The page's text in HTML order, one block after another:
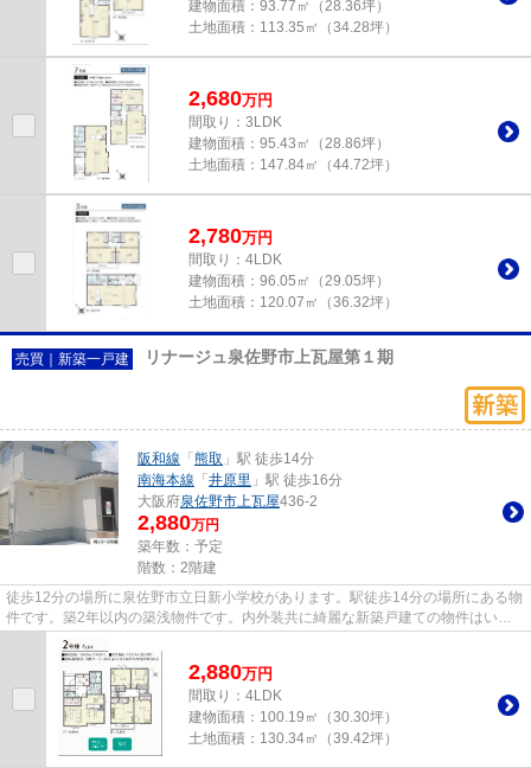
建物面積： 93.77㎡（28.36坪）
土地面積： 113.35㎡（34.28坪）
2,680万円
間取り：3LDK
建物面積： 95.43㎡（28.86坪）
土地面積： 147.84㎡（44.72坪）
2,780万円
間取り：4LDK
建物面積： 96.05㎡（29.05坪）
土地面積： 120.07㎡（36.32坪）
売買｜新築一戸建 リナージュ泉佐野市上瓦屋第１期
阪和線 「 熊取 」駅 徒歩14分
南海本線 「 井原里 」駅 徒歩16分
大阪府泉佐野市上瓦屋436-2
2,880万円
築年数：予定
階数：2階建
徒歩12分の場所に泉佐野市立日新小学校があります。駅徒歩14分の場所にある物
件です。築2年以内の築浅物件です。内外装共に綺麗な新築戸建ての物件はいか
がでしょうか。信頼と実績のあ...
2,880万円
間取り：4LDK
建物面積： 100.19㎡（30.30坪）
土地面積： 130.34㎡（39.42坪）